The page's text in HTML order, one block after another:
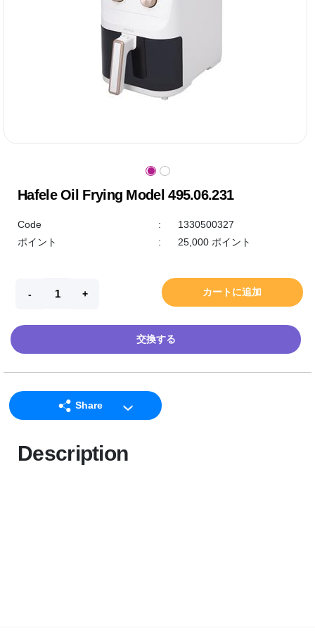
Hafele Oil Frying Model 495.06.231
Code :
1330500327
ポイント
: 25,000 ポイント
カートに追加
交換する
Share
Facebook
Description